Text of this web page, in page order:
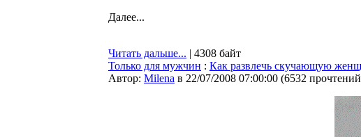
Далее...
Читать дальше... | 4308 байт
Только для мужчин : Как развлечь скучающую
Автор: Milena в 22/07/2008 07:00:00 (6532 прочтений